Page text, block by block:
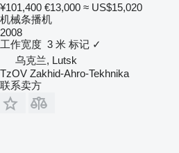
¥101,400 €13,000 ≈ US$15,020
机械条播机
2008
工作宽度 3 米 标记 ✓
乌克兰, Lutsk
TzOV Zakhid-Ahro-Tekhnika
联系卖方